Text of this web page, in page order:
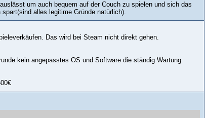
um auch bequem auf der Couch zu spielen und sich das
alles legitime Gründe natürlich).
Das wird bei Steam nicht direkt gehen.
kein angepasstes OS und Software die ständig Wartung